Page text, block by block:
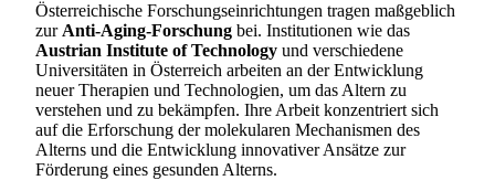
Österreichische Forschungseinrichtungen tragen maßgeblich
zur Anti-Aging-Forschung bei. Institutionen wie das
Austrian Institute of Technology und verschiedene
Universitäten in Österreich arbeiten an der Entwicklung
neuer Therapien und Technologien, um das Altern zu
verstehen und zu bekämpfen. Ihre Arbeit konzentriert sich
auf die Erforschung der molekularen Mechanismen des
Alterns und die Entwicklung innovativer Ansätze zur
Förderung eines gesunden Alterns.